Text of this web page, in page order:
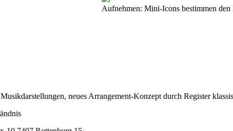
Aufnehmen: Mini-Icons bestimmen
neues Arrangement-Konzept durch Register